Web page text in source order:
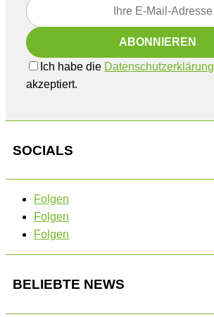
Ich habe die Datenschutzerklärung
akzeptiert.
SOCIALS
Folgen
Folgen
Folgen
BELIEBTE NEWS